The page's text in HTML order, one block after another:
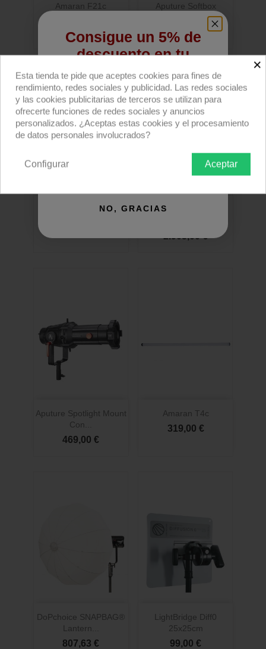
Amaran F21c
Aputure Softbox
INFINIBAR PB6
49,00 €
LightBridge Kit C-Start
FilmGear Helios 720W
2.905,00 €
Aputure Spotlight Mount
Con...
469,00 €
Amaran T4c
319,00 €
DoPchoice SNAPBAG®
Lantern...
807,63 €
LightBridge Diff0
25x25cm
99,00 €
×
Esta tienda te pide que aceptes cookies para fines de
rendimiento, redes sociales y publicidad. Las redes sociales
y las cookies publicitarias de terceros se utilizan para
ofrecerte funciones de redes sociales y anuncios
personalizados. ¿Aceptas estas cookies y el procesamiento
de datos personales involucrados?
Aceptar
Configurar
Consigue un 5% de
descuento en tu
primera compra
Regístrate para recibir el descuento.
Email
NO, GRACIAS